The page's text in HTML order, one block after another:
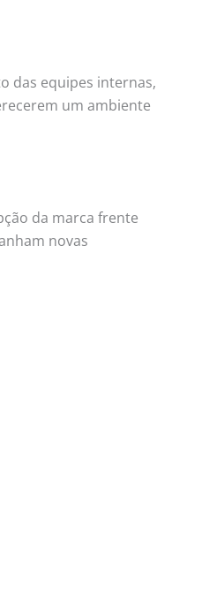
das equipes internas,
um ambiente
da marca frente
novas